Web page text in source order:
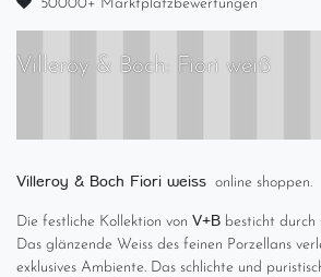
50000+ Marktplatzbewertungen
Villeroy & Boch: Fiori weiß
Villeroy & Boch Fiori weiss online shoppen.
Die festliche Kollektion von V+B besticht durch
Das glänzende Weiss des feinen Porzellans
exklusives Ambiente. Das schlichte und